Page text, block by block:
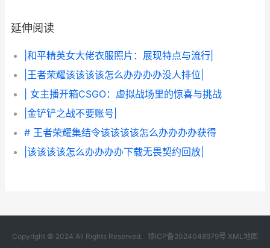
延伸阅读
|和平精英女大佬衣服照片：展现特点与流行|
|王者荣耀该该该该怎么办办办办没人排位|
| 女主播开箱CSGO：虚拟战场里的惊喜与挑战
|金铲铲之战不要账号|
# 王者荣耀集结令该该该该怎么办办办办获得
|该该该该怎么办办办办下载无畏契约回放|
Copyright © 2024 All Rights Reserved. 琼ICP备2024048979号 XML地图